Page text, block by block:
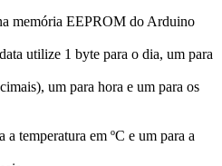
memória EEPROM do Arduino
utilize 1 byte para o dia, um para
um para hora e um para os
temperatura em ºC e um para a